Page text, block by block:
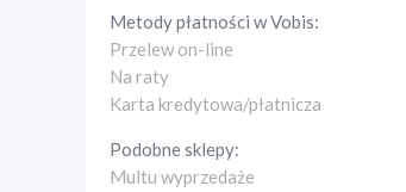
Metody płatności wVobis:
Przelew on-line
Na raty
Karta kredytowa/płatnicza
Podobne sklepy:
Multu wyprzedaże